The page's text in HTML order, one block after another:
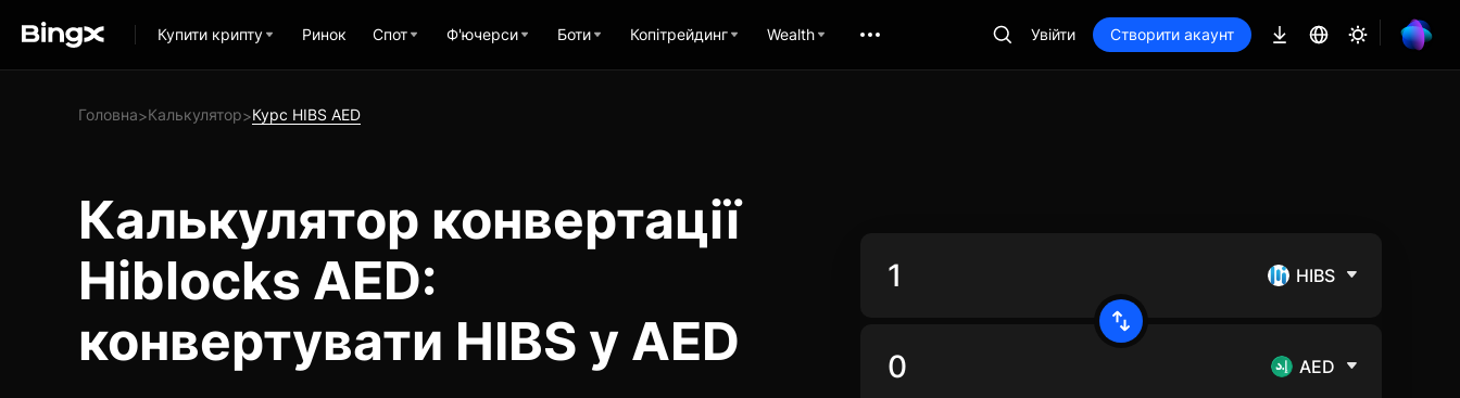
Купити крипту Ринок Спот Ф'ючерси Боти Копітрейдинг Wealth Увійти Створити акаунт
Головна>Калькулятор>Курс HIBS AED
Калькулятор конвертації
Hiblocks AED:
конвертувати HIBS у AED
HIBS
AED